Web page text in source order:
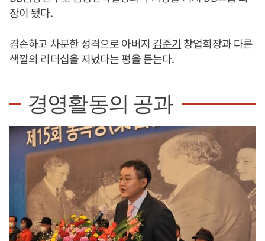
장이 됐다.
겸손하고 차분한 성격으로 아버지 김준기 창업회장과 다른
색깔의 리더십을 지녔다는 평을 듣는다.
경영활동의 공과